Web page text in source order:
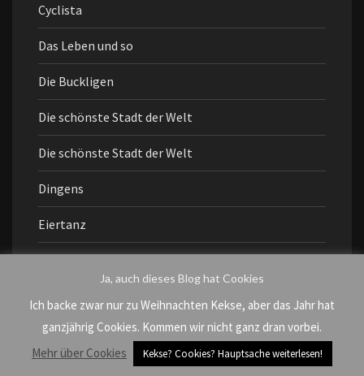
Cyclista
Das Leben und so
Die Buckligen
Die schönste Stadt der Welt
Die schönste Stadt der Welt
Dingens
Eiertanz
Fragen an mich
Ja, auch dieses Blog hat Cookies
Ich backe zwar nur zu Weihnachten Kekse, aber das Jahr hat
ganzjährig Cookies. Kommen wir nicht ganz dran vorbei.
Mehr über Cookies
Kekse? Cookies? Hauptsache weiterlesen!